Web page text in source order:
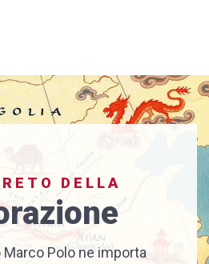
DELLA
Marco Polo ne importa